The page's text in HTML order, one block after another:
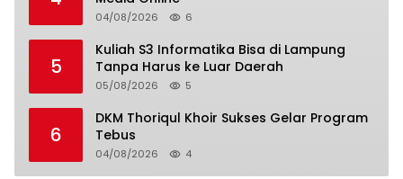
04/08/2026 6
5
Kuliah S3 Informatika Bisa di Lampung
Tanpa Harus ke Luar Daerah
05/08/2026 5
6
DKM Thoriqul Khoir Sukses Gelar Program
Tebus
04/08/2026 4